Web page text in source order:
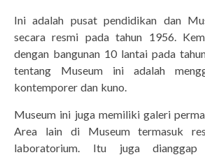
Ini adalah pusat pendidikan dan
secara resmi pada tahun 1956.
dengan bangunan 10 lantai pada
tentang Museum ini adalah
kontemporer dan kuno.
Museum ini juga memiliki galeri
Area lain di Museum termasuk
laboratorium. Itu juga dianggap